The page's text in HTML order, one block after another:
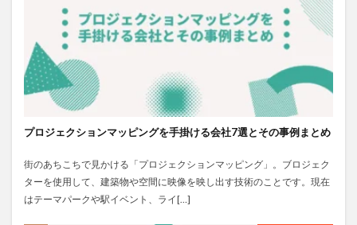
プロジェクションマッピングを手掛ける会社7選とその事例まとめ
街のあちこちで見かける「プロジェクションマッピング」。ブロジェク
ターを使用して、建築物や空間に映像を映し出す技術のことです。現在
はテーマパークや駅イベント、ライ[…]